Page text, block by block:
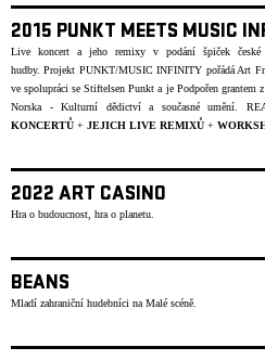
2015 PUNKT MEETS MUSIC
Live koncert a jeho remixy v podání špiček české
hudby.Projekt PUNKT/MUSIC INFINITY pořádá Art
ve spolupráci se Stiftelsen Punkt a je Podpořen grantem
Norska - Kulturní dědictví a současné umění.
KONCERTŮ + JEJICH LIVE REMIXŮ +
2022 ART CASINO
Hra o budoucnost, hra o planetu.
BEANS
Mladí zahraniční hudebníci na Malé scéně.